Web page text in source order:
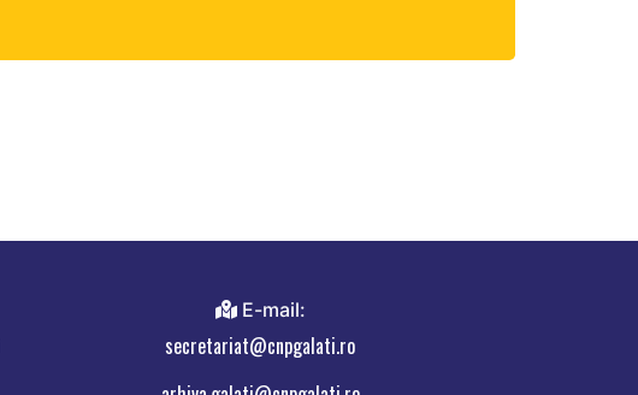
E-mail:
secretariat@cnpgalati.ro